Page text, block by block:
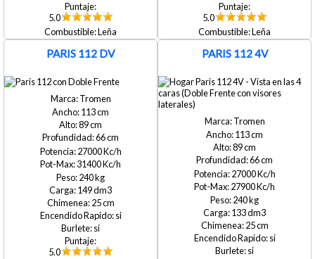
5.0
Leña
5.0
Leña
PARIS 112 DV
Tromen
113
89
66
27000
31400
240
149
25
si
si
5.0
PARIS 112 4V
Tromen
113
89
66
27000
27900
240
133
25
si
si